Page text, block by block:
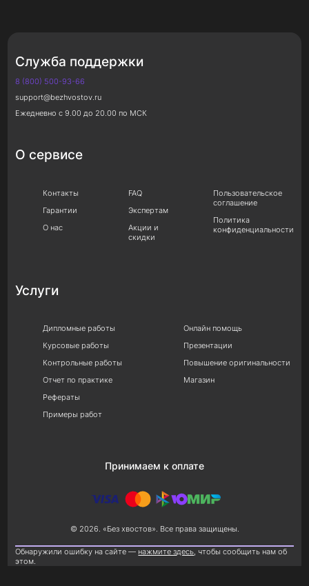
Служба поддержки
8 (800) 500-93-66
support@bezhvostov.ru
Ежедневно с 9.00 до 20.00 по МСК
О сервисе
Контакты
Гарантии
О нас
FAQ
Экспертам
Акции и
скидки
Пользовательское
соглашение
Политика
конфиденциальности
Услуги
Дипломные работы
Курсовые работы
Контрольные работы
Отчет по практике
Рефераты
Примеры работ
Онлайн помощь
Презентации
Повышение оригинальности
Магазин
Принимаем к оплате
© 2026. «Без хвостов». Все права защищены.
Обнаружили ошибку на сайте — нажмите здесь, чтобы сообщить нам об
этом.